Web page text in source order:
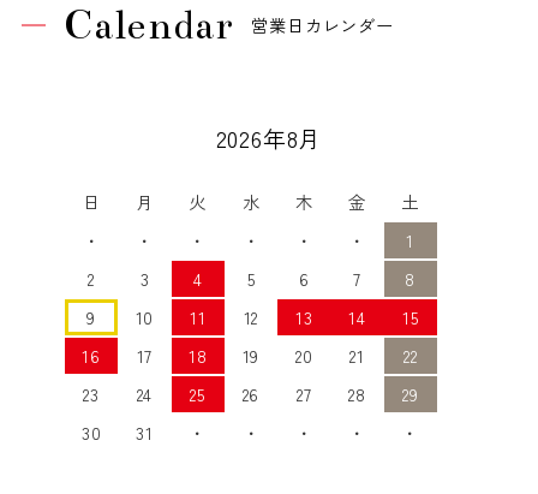
Calendar 営業日カレンダー
2026年8月
日 月 火 水 木 金
土
・
・ ・ ・ ・ ・
1
2
3 4 5 6 7
8
9
10 11 12 13 14
15
16
17 18 19 20 21
22
23
24 25 26 27 28
29
30
31 ・ ・ ・ ・ ・